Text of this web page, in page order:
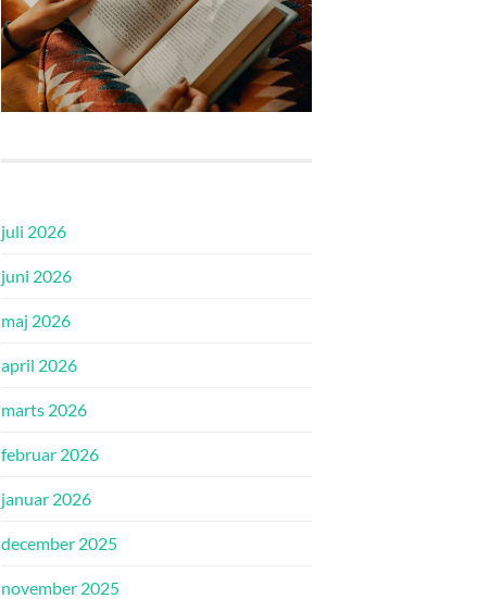
juli 2026
juni 2026
maj 2026
april 2026
marts 2026
februar 2026
januar 2026
december 2025
november 2025